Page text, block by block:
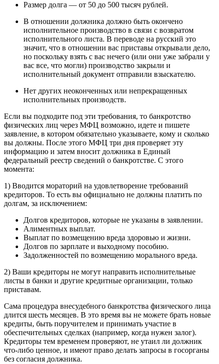
Размер долга — от 50 до 500 тысяч рублей.
В отношении должника должно быть окончено
исполнительное производство в связи с возвратом
исполнительного листа. В переводе на русский это
значит, что в отношении вас приставы открывали дело,
но поскольку взять с вас нечего (или они уже забрали у
вас все, что могли) производство закрыли и
исполнительный документ отправили взыскателю.
Нет других неоконченных или непрекращенных
исполнительных производств.
Если вы подходите под эти требования, то банкротство
физических лиц через МФЦ возможно, идете и пишете
заявление, в котором обязательно указываете, кому и сколько
вы должны. После этого МФЦ три дня проверяет эту
информацию и затем вносит должника в Единый
федеральный реестр сведений о банкротстве. С этого
момента:
1) Вводится мораторий на удовлетворение требований
кредиторов. То есть вы официально не должны платить по
долгам, за исключением:
Долгов кредиторов, которые не указаны в заявлении.
Алиментных выплат.
Выплат по возмещению вреда здоровью и жизни.
Долгов по зарплате и выходному пособию.
Задолженностей по возмещению морального вреда.
2) Ваши кредиторы не могут направить исполнительные
листы в банки и другие кредитные организации, только
приставам.
Сама процедура внесудебного банкротства физического лица
длится шесть месяцев. В это время вы не можете брать новые
кредиты, быть поручителем и принимать участие в
обеспечительных сделках (например, когда нужен залог).
Кредиторы тем временем проверяют, не утаил ли должник
что-либо ценное, и имеют право делать запросы в госорганы
без согласия должника.